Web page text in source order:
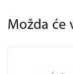
Možda će